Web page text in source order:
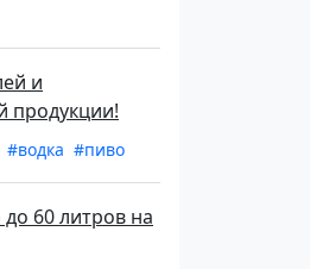
и
продукции!
#водка #пиво
60 литров на